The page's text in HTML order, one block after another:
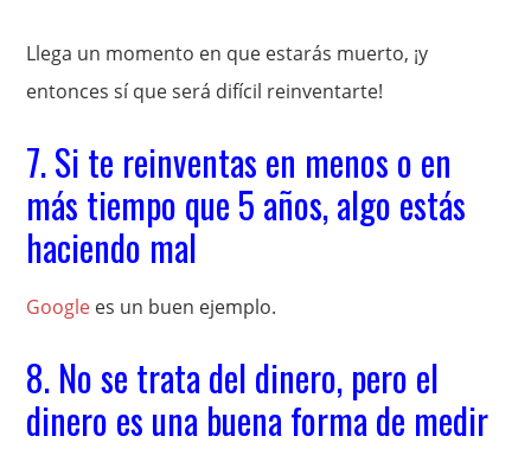
Llega un momento en que estarás muerto, ¡y
entonces sí que será difícil reinventarte!
7. Si te reinventas en menos o en
más tiempo que 5 años, algo estás
haciendo mal
Google es un buen ejemplo.
8. No se trata del dinero, pero el
dinero es una buena forma de medir